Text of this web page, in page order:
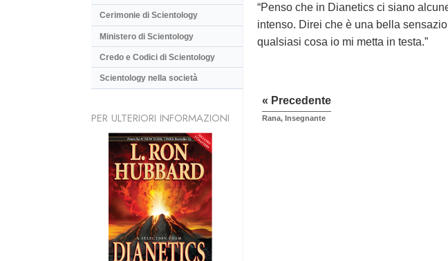
“Penso che in Dianetics ci siano
intenso. Direi che è una bella
qualsiasi cosa io mi metta in testa.”
« Precedente
Rana, Insegnante
Cerimonie di Scientology
Ministero di Scientology
Credo e Codici di Scientology
Scientology nella società
PER ULTERIORI INFORMAZIONI